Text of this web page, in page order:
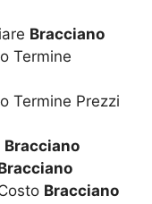
Bracciano
Termine
Termine Prezzi
Bracciano
Bracciano